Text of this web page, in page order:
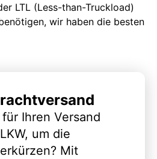
LTL (Less-than-Truckload)
wir haben die besten
Ihren Versand
um die
Mit